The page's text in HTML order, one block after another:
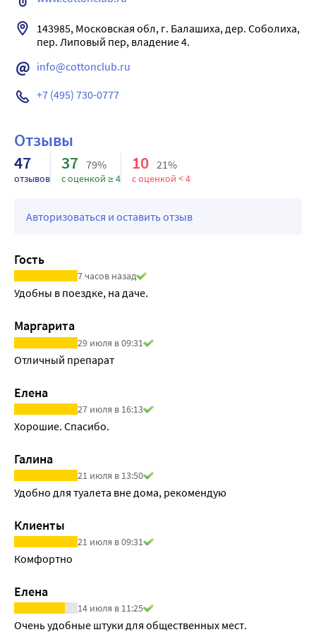
143985, Московская обл, г. Балашиха, дер. Соболиха,
info@cottonclub.ru
+7 (495) 730-0777
Отзывы
47
отзывов
37 79%
с оценкой ≥ 4
10 21%
с оценкой < 4
Авторизоваться и оставить отзыв
Гость
7 часов назад
Удобны в поездке, на даче.
Маргарита
29 июля в 09:31
Отличный препарат
Елена
27 июля в 16:13
Хорошие. Спасибо.
Галина
21 июля в 13:50
Удобно для туалета вне дома, рекомендую
Клиенты
21 июля в 09:31
Комфортно
Елена
14 июля в 11:25
Очень удобные штуки для общественных мест.